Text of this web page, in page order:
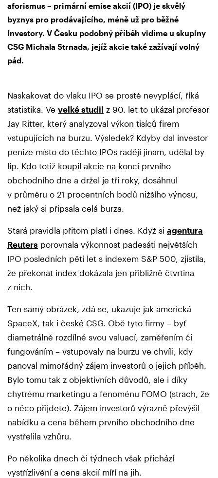
aforismus – primární emise akcií (IPO) je skvělý
byznys pro prodávajícího, méně už pro běžné
investory. V Česku podobný příběh vidíme u skupiny
CSG Michala Strnada, jejíž akcie také zažívají volný
pád.
Naskakovat do vlaku IPO se prostě nevyplácí, říká
statistika. Ve velké studii z 90. let to ukázal profesor
Jay Ritter, který analyzoval výkon tisíců firem
vstupujících na burzu. Výsledek? Kdyby dal investor
peníze místo do těchto IPOs raději jinam, udělal by
líp. Kdo totiž koupil akcie na konci prvního
obchodního dne a držel je tři roky, dosáhnul
v průměru o 21 procentních bodů nižšího výnosu,
než jaký si připsala celá burza.
Stará pravidla přitom platí i dnes. Když si agentura
Reuters porovnala výkonnost padesáti největších
IPO posledních pěti let s indexem S&P 500, zjistila,
že překonat index dokázala jen přibližně čtvrtina
z nich.
Ten samý obrázek, zdá se, ukazuje jak americká
SpaceX, tak i české CSG. Obě tyto firmy – byť
diametrálně rozdílné svou valuací, zaměřením či
fungováním – vstupovaly na burzu ve chvíli, kdy
panoval mimořádný zájem investorů o jejich příběh.
Bylo tomu tak z objektivních důvodů, ale i díky
chytrému marketingu a fenoménu FOMO (strach, že
o něco přijdete). Zájem investorů výrazně převýšil
nabídku a cena během prvního obchodního dne
vystřelila vzhůru.
Po několika dnech či týdnech však přichází
vystřízlivění a cena akcií míří na jih.